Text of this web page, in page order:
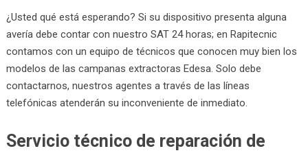
¿Usted qué está esperando? Si su dispositivo presenta alguna
avería debe contar con nuestro SAT 24 horas; en Rapitecnic
contamos con un equipo de técnicos que conocen muy bien los
modelos de las campanas extractoras Edesa. Solo debe
contactarnos, nuestros agentes a través de las líneas
telefónicas atenderán su inconveniente de inmediato.
Servicio técnico de reparación de